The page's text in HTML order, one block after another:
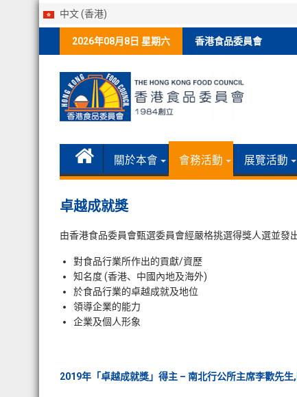
中文 (香港)
2026年08月8日 星期六 香港食品委員會
關於本會 會務活動 展覽活動
卓越成就獎
由香港食品委員會甄選委員會經嚴格挑選得獎人選並發
對食品行業所作出的貢獻/資歷
知名度 (香港、中國內地及海外)
於食品行業的卓越成就及地位
領導企業的能力
企業及個人形象
2019年「卓越成就獎」得主 – 南北行公所主席李歡先生